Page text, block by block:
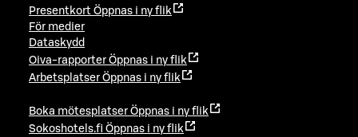
Presentkort Öppnas i ny flik
För medier
Dataskydd
Oiva-rapporter Öppnas i ny flik
Arbetsplatser Öppnas i ny flik
Boka mötesplatser Öppnas i ny flik
Sokoshotels.fi Öppnas i ny flik